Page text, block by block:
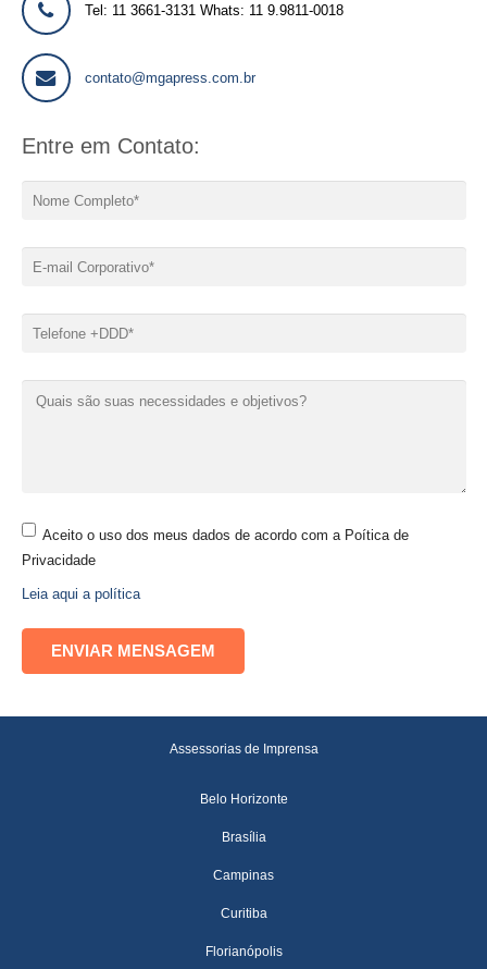
Tel: 11 3661-3131 Whats: 11 9.9811-0018
contato@mgapress.com.br
Entre em Contato:
Aceito o uso dos meus dados de acordo com a Poítica de
Privacidade
Leia aqui a política
Assessorias de Imprensa
Belo Horizonte
Brasília
Campinas
Curitiba
Florianópolis